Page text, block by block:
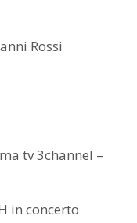
Rossi
tv 3channel –
in concerto